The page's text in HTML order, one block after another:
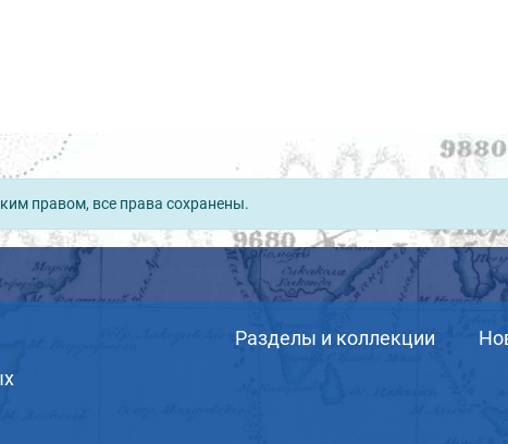
правом, все права сохранены.
Разделы и коллекции